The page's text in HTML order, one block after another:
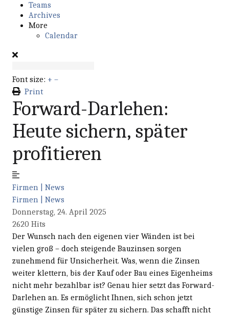
Teams
Archives
More
Calendar
Font size: + –
Print
Forward-Darlehen:
Heute sichern, später
profitieren
Firmen | News
Firmen | News
Donnerstag, 24. April 2025
2620 Hits
Der Wunsch nach den eigenen vier Wänden ist bei
vielen groß – doch steigende Bauzinsen sorgen
zunehmend für Unsicherheit. Was, wenn die Zinsen
weiter klettern, bis der Kauf oder Bau eines Eigenheims
nicht mehr bezahlbar ist? Genau hier setzt das Forward-
Darlehen an. Es ermöglicht Ihnen, sich schon jetzt
günstige Zinsen für später zu sichern. Das schafft nicht